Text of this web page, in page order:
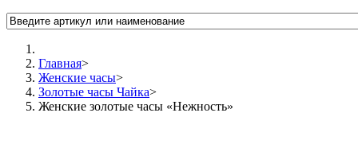
Главная>
Женские часы>
Золотые часы Чайка>
Женские золотые часы «Нежность»